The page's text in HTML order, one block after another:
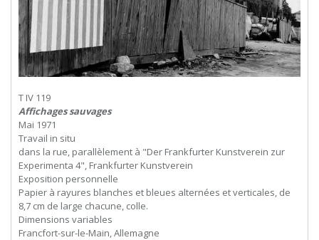
T IV 119
Affichages sauvages
Mai 1971
Travail in situ
dans la rue, parallèlement à "Der Frankfurter Kunstverein zur
Experimenta 4", Frankfurter Kunstverein
Exposition personnelle
Papier à rayures blanches et bleues alternées et verticales, de
8,7 cm de large chacune, colle.
Dimensions variables
Francfort-sur-le-Main, Allemagne